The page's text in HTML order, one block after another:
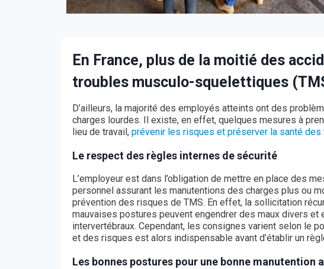
En France, plus de la moitié des
troubles musculo-squelettiques
D’ailleurs, la majorité des employés atteints ont des
charges lourdes. Il existe, en effet, quelques mesures à
lieu de travail, prévenir les risques et préserver la santé des
Le respect des règles internes de sécurité
L’employeur est dans l’obligation de mettre en place des
personnel assurant les manutentions des charges plus ou
prévention des risques de TMS. En effet, la sollicitation
mauvaises postures peuvent engendrer des maux divers
intervertébraux. Cependant, les consignes varient selon le
et des risques est alors indispensable avant d’établir un
Les bonnes postures pour une bonne manutention